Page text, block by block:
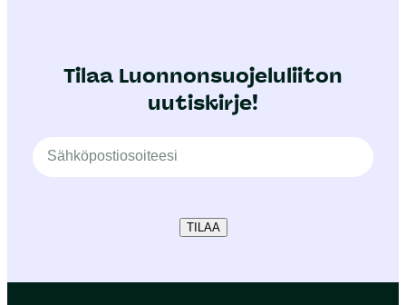
Tilaa Luonnonsuojeluliiton
uutiskirje!
TILAA